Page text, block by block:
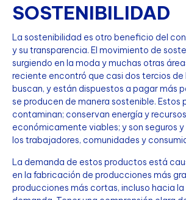
SOSTENIBILIDAD
La sostenibilidad es otro beneficio del
y su transparencia. El movimiento de
surgiendo en la moda y muchas otras
reciente encontró que casi dos tercios
buscan, y están dispuestos a pagar más
se producen de manera sostenible. Estos
contaminan; conservan energía y
económicamente viables; y son seguros
los trabajadores, comunidades y
La demanda de estos productos está
en la fabricación de producciones más
producciones más cortas, incluso hacia